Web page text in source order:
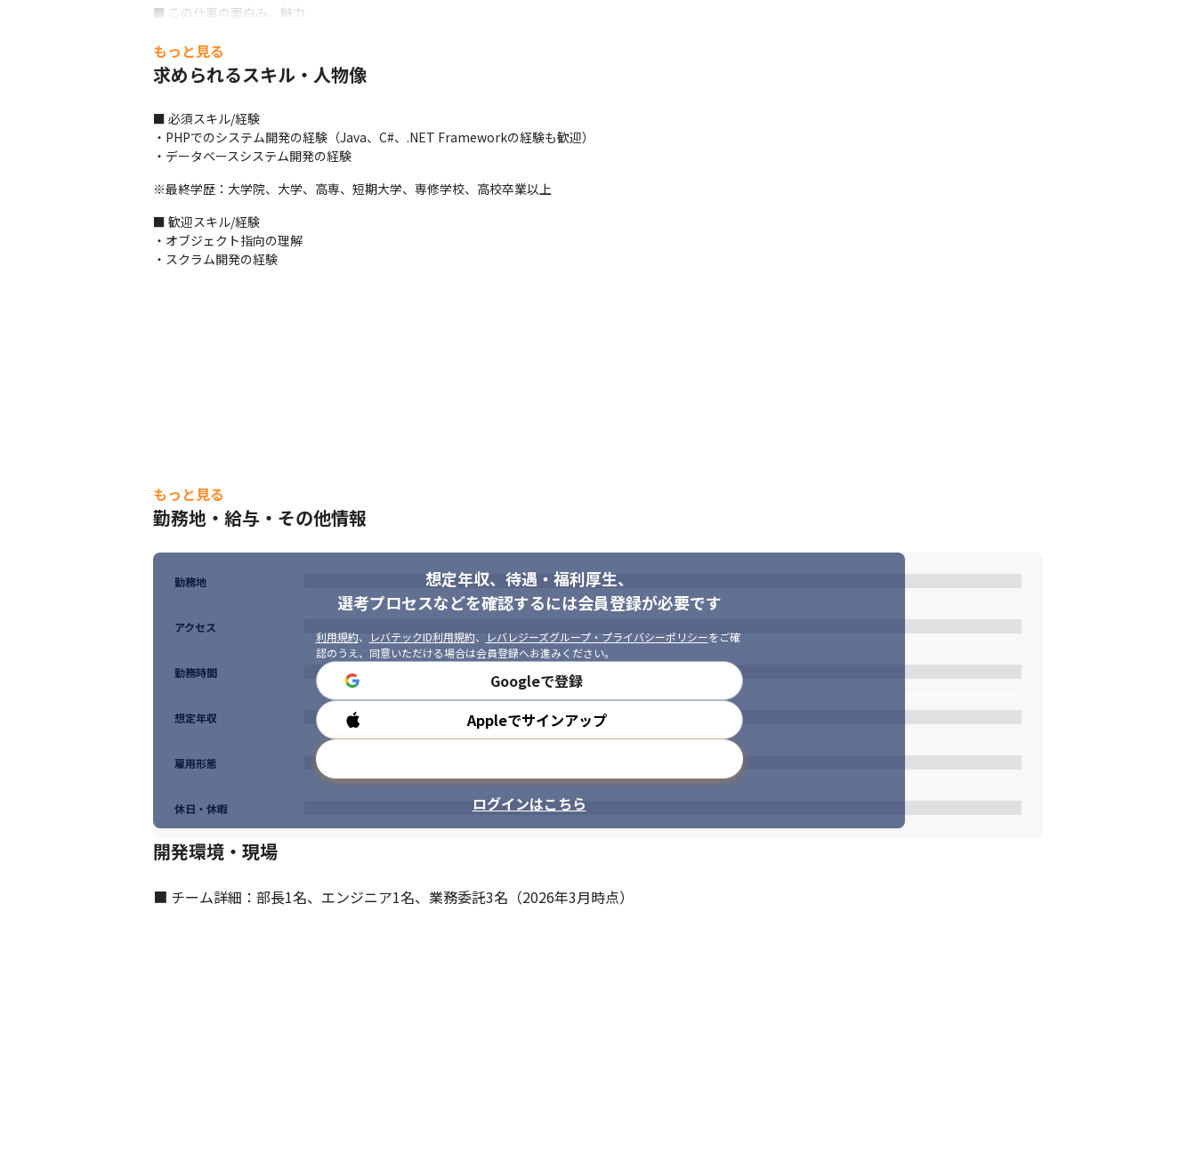
■ この仕事の面白み、魅力
・会社としてフルスタック育成を目的としており、サーバー構築やデータベース作成も経験可能です
・事業成長に伴い、AIやBigQueryなどの新技術も導入します
・事業貢献しながらスキルアップが目指せ、さらに直属の部長の元で、ビジョンやロードマップ策定などプロダクトマネジメントを学べます
※HD傘下の株式会社イーナの事業所での勤務となります。入社後は株式会社Ｉ’ｎＴホールディングスのシステム部所属です
もっと見る
求められるスキル・人物像
■ 必須スキル/経験
・PHPでのシステム開発の経験（Java、C#、.NET Frameworkの経験も歓迎）
・データベースシステム開発の経験
※最終学歴：大学院、大学、高専、短期大学、専修学校、高校卒業以上
■ 歓迎スキル/経験
・オブジェクト指向の理解
・スクラム開発の経験
もっと見る
勤務地・給与・その他情報
想定年収、待遇・福利厚生、
選考プロセスなどを確認するには会員登録が必要です
利用規約、 レバテックID利用規約、 レバレジーズグループ・プライバシーポリシーをご確
認のうえ、同意いただける場合は会員登録へお進みください。
Googleで登録
Appleでサインアップ
ログインはこちら
勤務地
アクセス
勤務時間
想定年収
雇用形態
休日・休暇
開発環境・現場
■ チーム詳細：部長1名、エンジニア1名、業務委託3名（2026年3月時点）